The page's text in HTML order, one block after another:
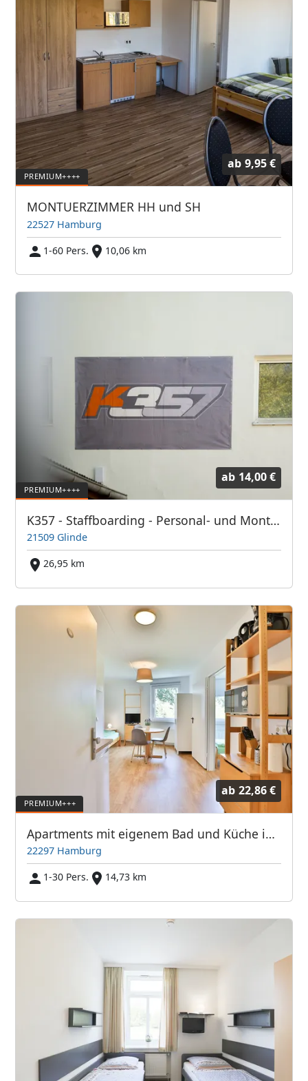
ab 9,95 €
MONTUERZIMMER HH und SH
22527 Hamburg
1-60 Pers.
10,06 km
ab 14,00 €
K357 - Staffboarding - Personal- und Monteurzimmer
21509 Glinde
26,95 km
ab 22,86 €
Apartments mit eigenem Bad und Küche in 22297 Hamburg-Nord - ABA Spielbrink Unterkunft GmbH
22297 Hamburg
1-30 Pers.
14,73 km